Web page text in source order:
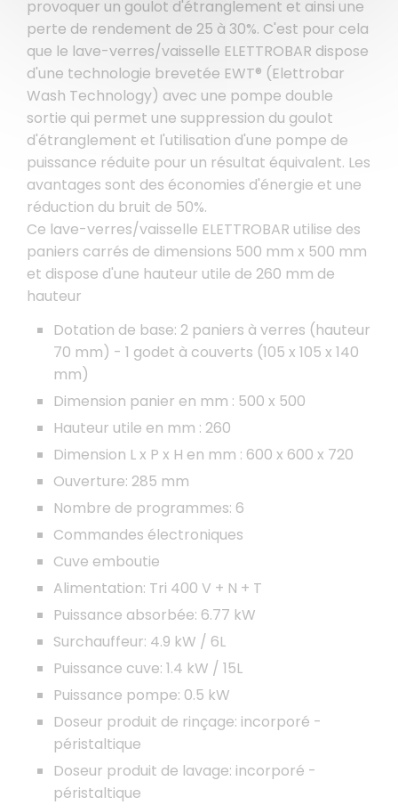
provoquer un goulot d'étranglement et ainsi une
perte de rendement de 25 à 30%. C'est pour cela
que le lave-verres/vaisselle ELETTROBAR dispose
d'une technologie brevetée EWT® (Elettrobar
Wash Technology) avec une pompe double
sortie qui permet une suppression du goulot
d'étranglement et l'utilisation d'une pompe de
puissance réduite pour un résultat équivalent. Les
avantages sont des économies d'énergie et une
réduction du bruit de 50%.
Ce lave-verres/vaisselle ELETTROBAR utilise des
paniers carrés de dimensions 500 mm x 500 mm
et dispose d'une hauteur utile de 260 mm de
hauteur
Dotation de base: 2 paniers à verres (hauteur
70 mm) - 1 godet à couverts (105 x 105 x 140
mm)
Dimension panier en mm : 500 x 500
Hauteur utile en mm : 260
Dimension L x P x H en mm : 600 x 600 x 720
Ouverture: 285 mm
Nombre de programmes: 6
Commandes électroniques
Cuve emboutie
Alimentation: Tri 400 V + N + T
Puissance absorbée: 6.77 kW
Surchauffeur: 4.9 kW / 6L
Puissance cuve: 1.4 kW / 15L
Puissance pompe: 0.5 kW
Doseur produit de rinçage: incorporé -
péristaltique
Doseur produit de lavage: incorporé -
péristaltique